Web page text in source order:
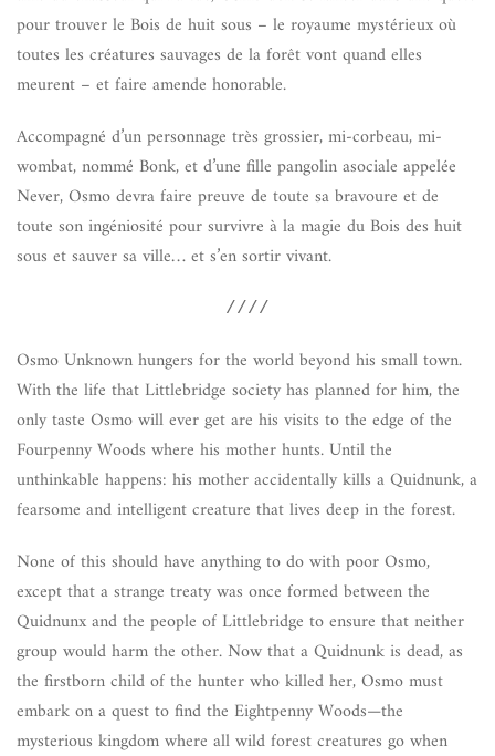
pour trouver le Bois de huit sous – le royaume mystérieux où
toutes les créatures sauvages de la forêt vont quand elles
meurent – et faire amende honorable.
Accompagné d’un personnage très grossier, mi-corbeau, mi-
wombat, nommé Bonk, et d’une fille pangolin asociale appelée
Never, Osmo devra faire preuve de toute sa bravoure et de
toute son ingéniosité pour survivre à la magie du Bois des huit
sous et sauver sa ville… et s’en sortir vivant.
////
Osmo Unknown hungers for the world beyond his small town.
With the life that Littlebridge society has planned for him, the
only taste Osmo will ever get are his visits to the edge of the
Fourpenny Woods where his mother hunts. Until the
unthinkable happens: his mother accidentally kills a Quidnunk, a
fearsome and intelligent creature that lives deep in the forest.
None of this should have anything to do with poor Osmo,
except that a strange treaty was once formed between the
Quidnunx and the people of Littlebridge to ensure that neither
group would harm the other. Now that a Quidnunk is dead, as
the firstborn child of the hunter who killed her, Osmo must
embark on a quest to find the Eightpenny Woods—the
mysterious kingdom where all wild forest creatures go when